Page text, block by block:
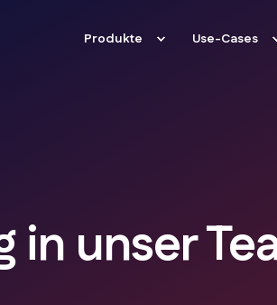
Produkte Use-Cases
in unser